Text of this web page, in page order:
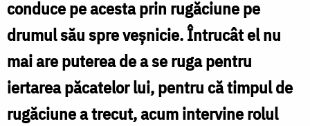
și
semnificații
conduce pe acesta prin rugăciune pe
drumul său spre veșnicie. Întrucât el nu
mai are puterea de a se ruga pentru
iertarea păcatelor lui, pentru că timpul de
rugăciune a trecut, acum intervine rolul